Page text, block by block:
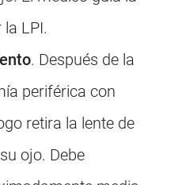
LPI.
. Después de la
periférica con
retira la lente de
ojo. Debe